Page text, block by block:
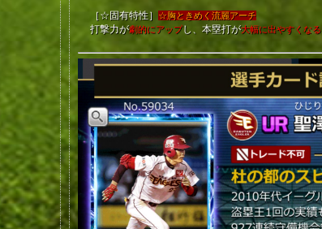
［☆固有特性］ ☆胸ときめく流麗アーチ
打撃力が劇的にアップし、本塁打が大幅に出やすくなる